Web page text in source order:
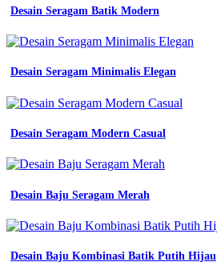
dia
membuat
baju
kerja
tambang
supplier
seragam
seragam
Bahan
Seragam
Lapangan
kerja
Desain Seragam Batik Modern
Desain Seragam Minimalis Elegan
Desain Seragam Modern Casual
Desain Baju Seragam Merah
Desain Baju Kombinasi Batik Putih Hijau